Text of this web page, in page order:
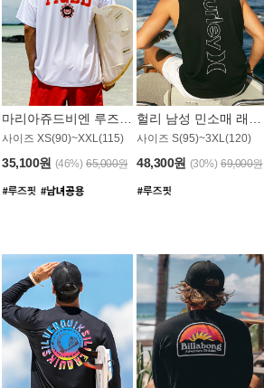
사이즈 XS(90)~XXL(115)
35,100원 (46%) 65,000원
사이즈 S(95)~3XL(120)
48,300원 (30%) 69,000원